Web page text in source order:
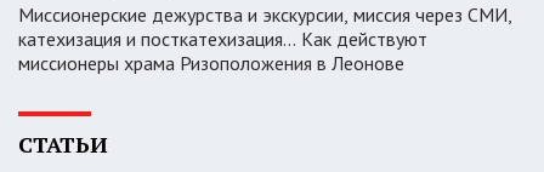
Миссионерские дежурства и экскурсии, миссия через СМИ,
катехизация и посткатехизация… Как действуют
миссионеры храма Ризоположения в Леонове
СТАТЬИ